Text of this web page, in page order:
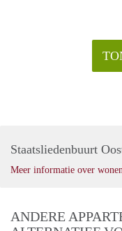
Staatsliedenbuurt
Meer informatie over
ANDERE